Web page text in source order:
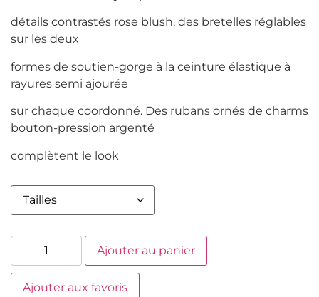
détails contrastés rose blush, des bretelles réglables
sur les deux
formes de soutien-gorge à la ceinture élastique à
rayures semi ajourée
sur chaque coordonné. Des rubans ornés de charms
bouton-pression argenté
complètent le look
Ajouter au panier
Ajouter aux favoris